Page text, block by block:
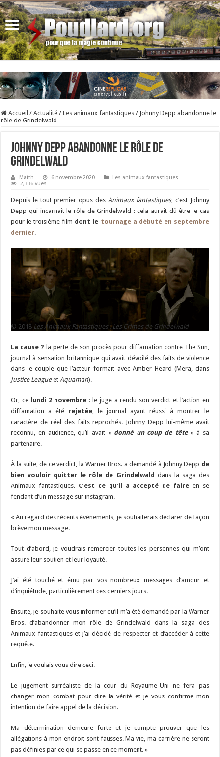
Accueil / Actualité / Les animaux fantastiques / Johnny Depp abandonne le
rôle de Grindelwald
Johnny Depp abandonne le rôle de
Grindelwald
Matth 6 novembre 2020
Les animaux fantastiques
2,336 vues
Depuis le tout premier opus des Animaux fantastiques, c’est Johnny
Depp qui incarnait le rôle de Grindelwald : cela aurait dû être le cas
pour le troisième film dont le tournage a débuté en septembre
dernier.
© 2018 Les Animaux Fantastiques : Les Crimes de Grindelwald
La cause ? la perte de son procès pour diffamation contre The Sun,
journal à sensation britannique qui avait dévoilé des faits de violence
dans le couple que l’acteur formait avec Amber Heard (Mera, dans
Justice LeagueetAquaman).
Or, celundi 2 novembre : le juge a rendu son verdict et l’action en
diffamation a été rejetée , le journal ayant réussi à montrer le
caractère de réel des faits reprochés. Johnny Depp lui-même avait
reconnu, en audience, qu’il avait « donné un coup de tête» à sa
partenaire.
À la suite, de ce verdict, la Warner Bros. a demandé à Johnny Depp de
bien vouloir quitter le rôle de Grindelwald dans la saga des
Animaux fantastiques. C’est ce qu’il a accepté de faire en se
fendant d’un message sur instagram.
« Au regard des récents évènements, je souhaiterais déclarer de façon
brève mon message.
Tout d’abord, je voudrais remercier toutes les personnes qui m’ont
assuré leur soutien et leur loyauté.
J’ai été touché et ému par vos nombreux messages d’amour et
d’inquiétude, particulièrement ces derniers jours.
Ensuite, je souhaite vous informer qu’il m’a été demandé par la Warner
Bros. d’abandonner mon rôle de Grindelwald dans la saga des
Animaux fantastiques et j’ai décidé de respecter et d’accéder à cette
requête.
Enfin, je voulais vous dire ceci.
Le jugement surréaliste de la cour du Royaume-Uni ne fera pas
changer mon combat pour dire la vérité et je vous confirme mon
intention de faire appel de la décision.
Ma détermination demeure forte et je compte prouver que les
allégations à mon endroit sont fausses. Ma vie, ma carrière ne seront
pas définies par ce qui se passe en ce moment. »